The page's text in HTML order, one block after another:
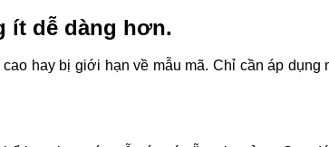
ít dễ dàng hơn.
hay bị giới hạn về mẫu mã. Chỉ cần áp